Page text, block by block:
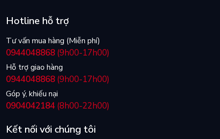
Hotline hỗ trợ
Tư vấn mua hàng (Miễn phí)
0944048868 (9h00-17h00)
Hỗ trợ giao hàng
0944048868 (9h00-17h00)
Góp ý, khiếu nại
0904042184 (8h00-22h00)
Kết nối với chúng tôi